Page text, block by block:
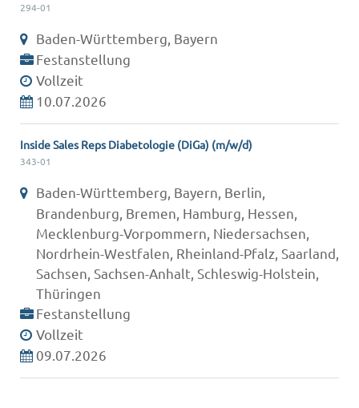
294-01
Baden-Württemberg, Bayern
Festanstellung
Vollzeit
10.07.2026
Inside Sales Reps Diabetologie (DiGa) (m/w/d)
343-01
Baden-Württemberg, Bayern, Berlin,
Brandenburg, Bremen, Hamburg, Hessen,
Mecklenburg-Vorpommern, Niedersachsen,
Nordrhein-Westfalen, Rheinland-Pfalz, Saarland,
Sachsen, Sachsen-Anhalt, Schleswig-Holstein,
Thüringen
Festanstellung
Vollzeit
09.07.2026